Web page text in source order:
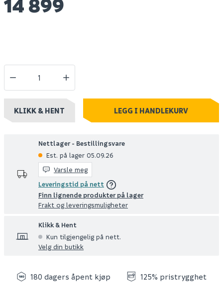
14 899
KLIKK & HENT LEGG I HANDLEKURV
Nettlager - Bestillingsvare
Est. på lager 05.09.26
Varsle meg
Leveringstid på nett
Finn lignende produkter på lager
Frakt og leveringsmuligheter
Klikk & Hent
Kun tilgjengelig på nett.
Velg din butikk
180 dagers åpent kjøp 125% pristrygghet